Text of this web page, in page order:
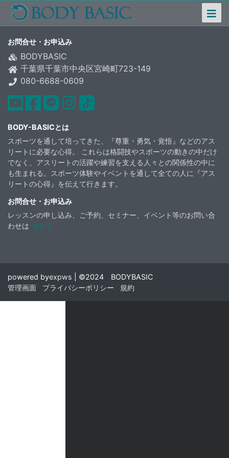
コンテンツにスキップする
お問合せ・お申込み
BODYBASIC
千葉県千葉市中央区宮崎町723-149
080-6688-0609
youtubefacebook
Line instagram
TikTok
BODY-BASICとは
スポーツを通して培ってきた、『尊重・勇気・覚悟』などのアス
リートに必要な心得。 これらは格闘技やスポーツの動きの中だけ
でなく、アスリートの活躍や練習を支える人々との関係性の中に
も生まれる。スポーツ体験やイベントを通して全ての人に『アス
リートの心得』を伝えて行きます。
お問合せ・お申込み
レッスンの申し込み、ご予約、セミナー、イベント等のお問い合
わせは コチラ
powered byexpws | ©2024 BODYBASIC
管理画面
プライバシーポリシー 規約
Home
Business
Link
Form